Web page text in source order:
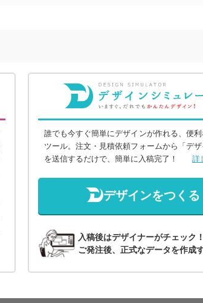
誰でも今すぐ簡単にデザインが作れる、便
ツール。注文・見積依頼フォームから「デザ
を送信するだけで、簡単に入稿完了！
詳
デザインをつくる
入稿後はデザイナーがチェック！
ご発注後、正式なデータを作成